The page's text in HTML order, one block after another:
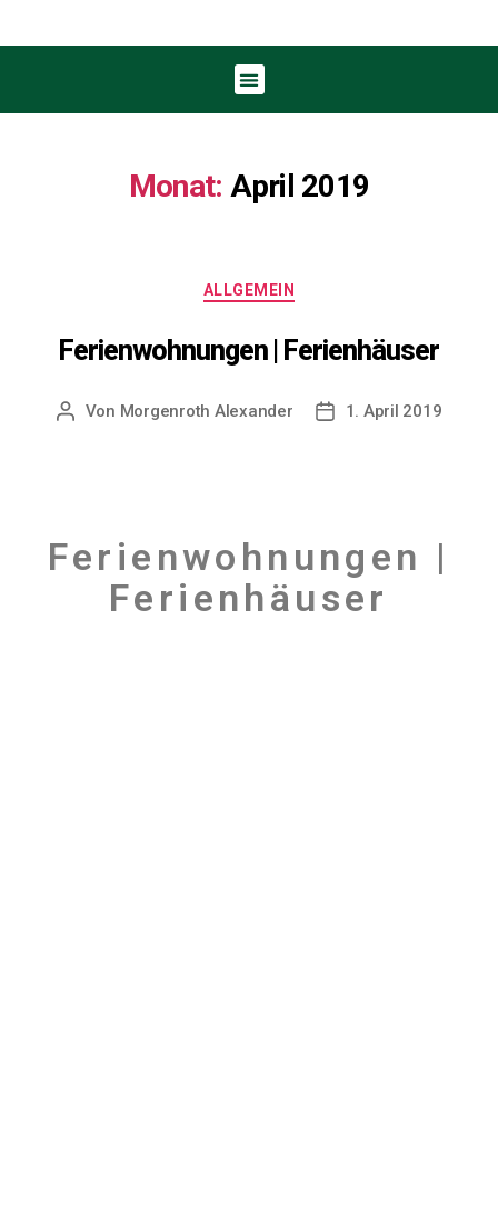
Monat: April 2019
ALLGEMEIN
Ferienwohnungen | Ferienhäuser
Von Morgenroth Alexander 1. April 2019
Ferienwohnungen |
Ferienhäuser